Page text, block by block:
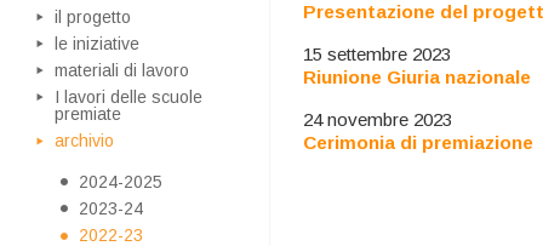
il progetto
le iniziative
materiali di lavoro
I lavori delle scuole
premiate
archivio
2024-2025
2023-24
2022-23
Presentazione del
15 settembre 2023
Riunione Giuria nazionale
24 novembre 2023
Cerimonia di premiazione